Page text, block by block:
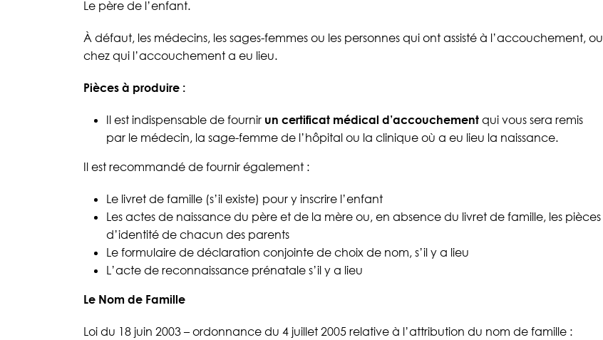
Le père de l’enfant.
À défaut, les médecins, les sages-femmes ou les personnes qui ont assisté à l’accouchement, ou
chez qui l’accouchement a eu lieu.
Pièces à produire :
Il est indispensable de fournir un certificat médical d’accouchement qui vous sera remis
par le médecin, la sage-femme de l’hôpital ou la clinique où a eu lieu la naissance.
Il est recommandé de fournir également :
Le livret de famille (s’il existe) pour y inscrire l’enfant
Les actes de naissance du père et de la mère ou, en absence du livret de famille, les pièces
d’identité de chacun des parents
Le formulaire de déclaration conjointe de choix de nom, s’il y a lieu
L’acte de reconnaissance prénatale s’il y a lieu
Le Nom de Famille
Loi du 18 juin 2003 – ordonnance du 4 juillet 2005 relative à l’attribution du nom de famille :